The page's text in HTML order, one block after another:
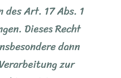
des Art. 17 Abs. 1
Dieses Recht
dann
zur